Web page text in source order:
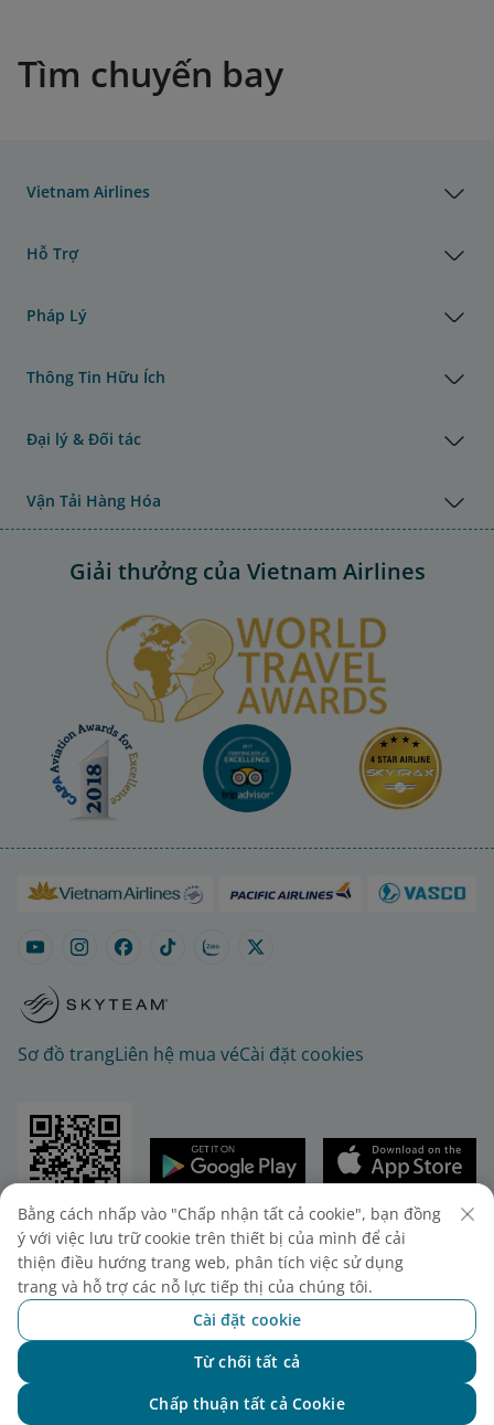
Tìm chuyến bay
Vietnam Airlines
Hỗ Trợ
Pháp Lý
Thông Tin Hữu Ích
Đại lý & Đối tác
Vận Tải Hàng Hóa
Giải thưởng của Vietnam Airlines
Sơ đồ trangLiên hệ mua véCài đặt cookies
© 2025 Vietnam Airlines JSC
Tổng công ty Hàng không Việt Nam - CTCP. Số 200
Nguyễn Sơn, Phường Bồ Đề, Hà Nội.
Điện thoại: (+84-24) 38272289. Fax: (+84-24)
38722375
Giấy chứng nhận đăng ký doanh nghiệp, mã số
30/6/2010, đăng ký thay đổi lần thứ 10 ngày
Bằng cách nhấp vào "Chấp nhận tất cả cookie", bạn đồng
ý với việc lưu trữ cookie trên thiết bị của mình để cải
thiện điều hướng trang web, phân tích việc sử dụng
trang và hỗ trợ các nỗ lực tiếp thị của chúng tôi.
Cài đặt cookie
Từ chối tất cả
Chấp thuận tất cả Cookie